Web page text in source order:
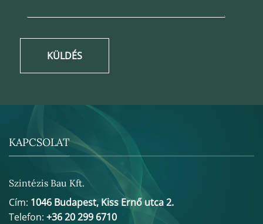
KÜLDÉS
KAPCSOLAT
Szintézis Bau Kft.
Cím: 1046 Budapest, Kiss Ernő utca 2.
Telefon: +36 20 299 6710